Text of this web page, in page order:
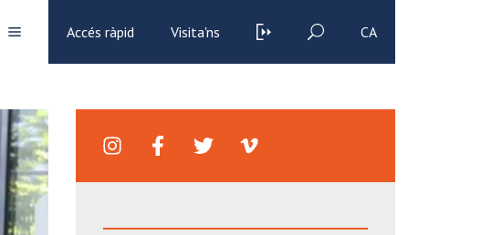
Accés ràpid Visita'ns CA